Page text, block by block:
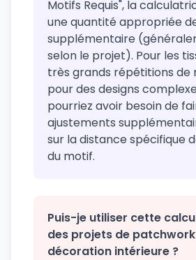
Motifs Requis", la
une quantité appropriée
supplémentaire
selon le projet). Pour les
très grands répétitions de
pour des designs
pourriez avoir besoin de
ajustements
sur la distance spécifique
du motif.
Puis-je utiliser cette
des projets de
décoration intérieure ?